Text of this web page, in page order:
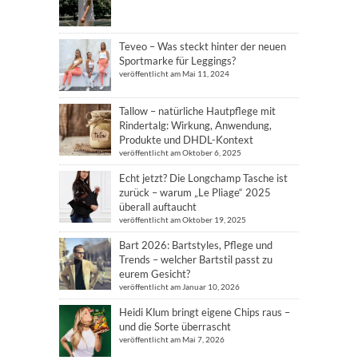
Teveo – Was steckt hinter der neuen
Sportmarke für Leggings?
veröffentlicht am Mai 11, 2024
Tallow – natürliche Hautpflege mit
Rindertalg: Wirkung, Anwendung,
Produkte und DHDL-Kontext
veröffentlicht am Oktober 6, 2025
Echt jetzt? Die Longchamp Tasche ist
zurück – warum „Le Pliage“ 2025
überall auftaucht
veröffentlicht am Oktober 19, 2025
Bart 2026: Bartstyles, Pflege und
Trends – welcher Bartstil passt zu
eurem Gesicht?
veröffentlicht am Januar 10, 2026
Heidi Klum bringt eigene Chips raus –
und die Sorte überrascht
veröffentlicht am Mai 7, 2026